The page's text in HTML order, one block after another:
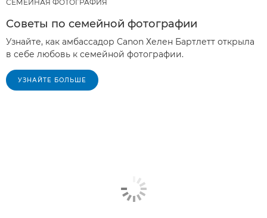
СЕМЕЙНАЯ ФОТОГРАФИЯ
Советы по семейной фотографии
Узнайте, как амбассадор Canon Хелен Бартлетт открыла
в себе любовь к семейной фотографии.
УЗНАЙТЕ БОЛЬШЕ